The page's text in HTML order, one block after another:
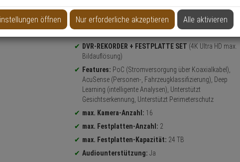
Produktinformationen
DVR-REKORDER + FESTPLATTE SET (4K Ultra HD max.
Bildauflösung)
Features: PoC (Stromversorgung über Koaxialkabel),
AcuSense (Personen-, Fahrzeugklassifizierung), Deep
Learning (intelligente Analysen), Unterstützt
Gesichtserkennung, Unterstützt Perimeterschutz
max. Kamera-Anzahl: 16
max. Festplatten-Anzahl: 2
max. Festplatten-Kapazität: 24 TB
Audiounterstützung: Ja
öffnen Nur erforderliche akzeptieren Alle aktivieren